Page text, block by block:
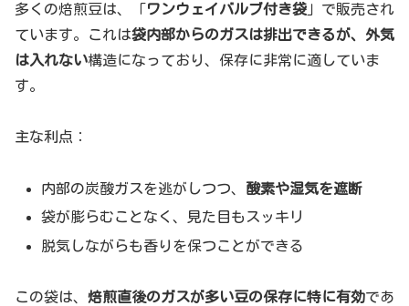
多くの焙煎豆は、「ワンウェイバルブ付き袋 」で販売され
ています。これは袋内部からのガスは排出できるが、外気
は入れない構造になっており、保存に非常に適していま
す。
主な利点：
内部の炭酸ガスを逃がしつつ、 酸素や湿気を遮断
袋が膨らむことなく、見た目もスッキリ
脱気しながらも香りを保つことができる
この袋は、 焙煎直後のガスが多い豆の保存に特に有効であ